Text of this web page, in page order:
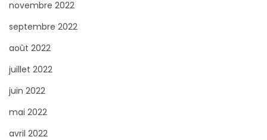
novembre 2022
septembre 2022
août 2022
juillet 2022
juin 2022
mai 2022
avril 2022